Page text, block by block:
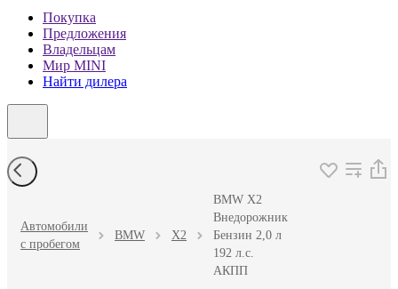
Покупка
Предложения
Владельцам
Мир MINI
Найти дилера
Автомобили
с пробегом
BMW X2
BMW X2
Внедорожник
Бензин 2,0 л
192 л.с.
АКПП